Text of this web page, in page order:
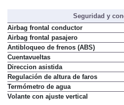
Seguridad y
Airbag frontal conductor
Airbag frontal pasajero
Antibloqueo de frenos (ABS)
Cuentavueltas
Direccion asistida
Regulación de altura de faros
Termómetro de agua
Volante con ajuste vertical